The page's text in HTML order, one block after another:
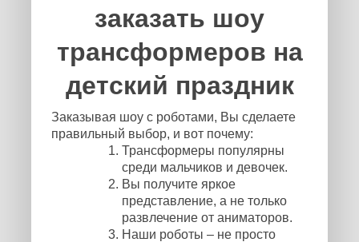
заказать шоу
трансформеров на
детский праздник
Заказывая шоу с роботами, Вы сделаете
правильный выбор, и вот почему:
Трансформеры популярны
среди мальчиков и девочек.
Вы получите яркое
представление, а не только
развлечение от аниматоров.
Наши роботы – не просто